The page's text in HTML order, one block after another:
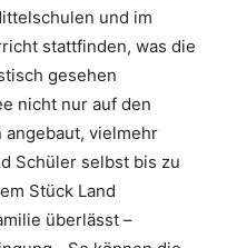
und im
stattfinden, was die
gesehen
nicht nur auf den
vielmehr
Schüler selbst bis zu
Stück Land
überlässt –